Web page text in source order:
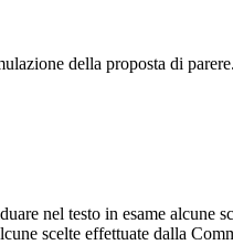
della proposta di parere.
nel testo in esame alcune
scelte effettuate dalla